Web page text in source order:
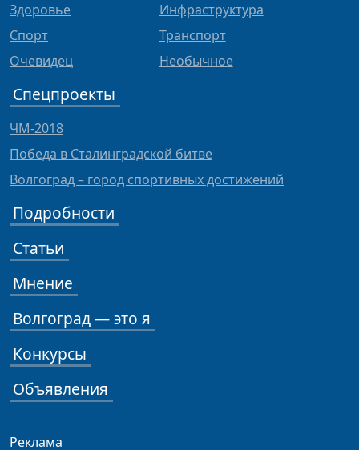
Здоровье
Спорт
Очевидец
Инфраструктура
Транспорт
Необычное
Спецпроекты
ЧМ-2018
Победа в Сталинградской битве
Волгоград – город спортивных достижений
Подробности
Статьи
Мнение
Волгоград — это я
Конкурсы
Объявления
Реклама